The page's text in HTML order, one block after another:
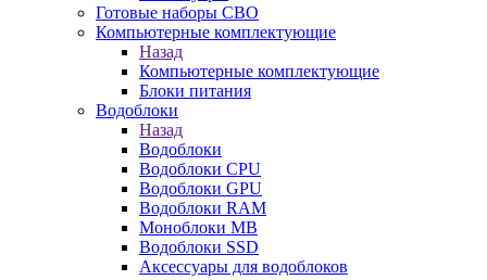
Готовые наборы СВО
Компьютерные комплектующие
Назад
Компьютерные комплектующие
Блоки питания
Водоблоки
Назад
Водоблоки
Водоблоки CPU
Водоблоки GPU
Водоблоки RAM
Моноблоки MB
Водоблоки SSD
Аксессуары для водоблоков